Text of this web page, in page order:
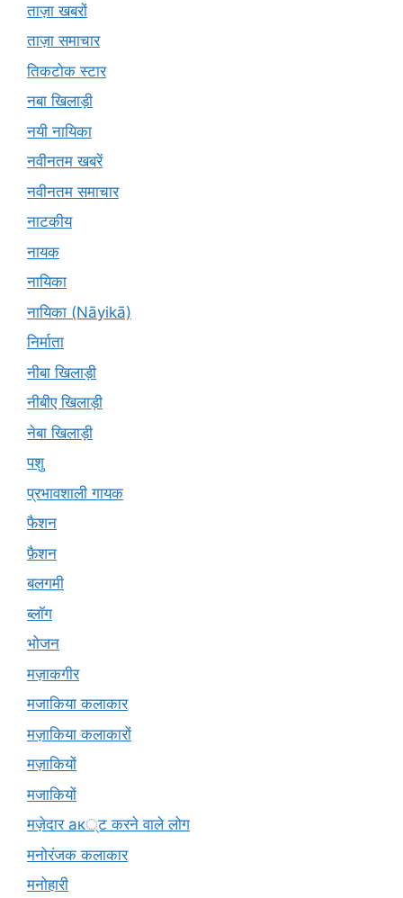
ताज़ा खबरों
ताज़ा समाचार
तिकटोक स्टार
नबा खिलाड़ी
नयी नायिका
नवीनतम खबरें
नवीनतम समाचार
नाटकीय
नायक
नायिका
नायिका (Nāyikā)
निर्माता
नीबा खिलाड़ी
नीबीए खिलाड़ी
नेबा खिलाड़ी
पशु
प्रभावशाली गायक
फैशन
फ़ैशन
बलगमी
ब्लॉग
भोजन
मज़ाकगीर
मजाकिया कलाकार
मज़ाकिया कलाकारों
मज़ाकियों
मजाकियों
मज़ेदार ак्ट करने वाले लोग
मनोरंजक कलाकार
मनोहारी